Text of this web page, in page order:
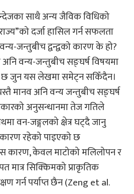
साथै अन्य जैविक विधिको
दर्जा हासिल गर्न सफलता
जन्तुबीच द्वन्द्वको कारण के हो?
वन्य-जन्तुबीच सङ्घर्ष विषयमा
जुन यस लेखमा समेट्न सकिँदैन।
यस्तै मानव अनि वन्य जन्तुबीच सङ्घर्ष
अनुसन्धानमा तेज गतिले
वन-जङ्गलको क्षेत्र घट्दै जानु
कारण रहेको पाइएको छ
कारण, केवल माटोको मलिलोपन र
मात्र सिक्किमको प्राकृतिक
गर्न पर्याप्त छैन (Zeng et al.